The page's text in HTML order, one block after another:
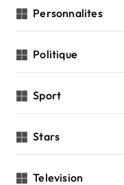
Personnalites
Politique
Sport
Stars
Television